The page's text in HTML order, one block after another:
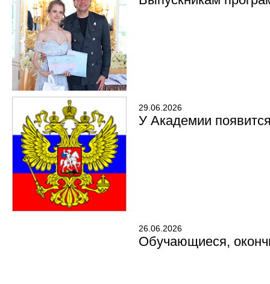
29.06.2026
У Академии
26.06.2026
Обучающиеся,